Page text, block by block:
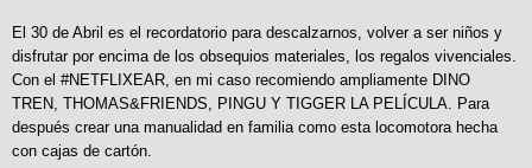
El 30 de Abril es el recordatorio para descalzarnos, volver a ser niños y
disfrutar por encima de los obsequios materiales, los regalos vivenciales.
Con el #NETFLIXEAR, en mi caso recomiendo ampliamente DINO
TREN, THOMAS&FRIENDS, PINGU Y TIGGER LA PELÍCULA. Para
después crear una manualidad en familia como esta locomotora hecha
con cajas de cartón.